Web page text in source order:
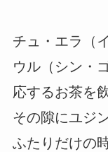
チュ・エラ（
ウル（シン・
応するお茶を
その隙にユジ
ふたりだけの